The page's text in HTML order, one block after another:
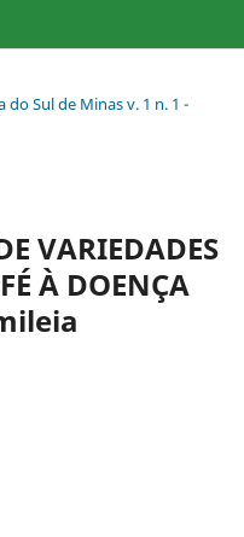
Sul de Minas v. 1 n. 1 -
VARIEDADES
À DOENÇA